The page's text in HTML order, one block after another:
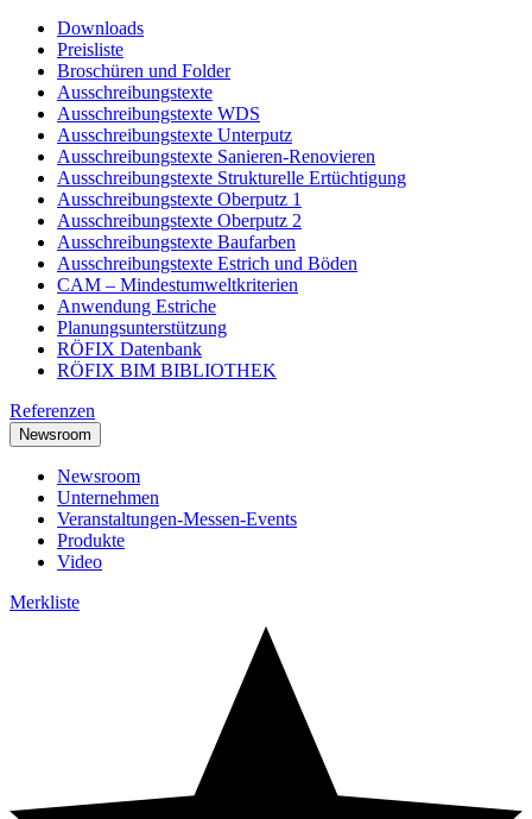
Downloads
Preisliste
Broschüren und Folder
Ausschreibungstexte
Ausschreibungstexte WDS
Ausschreibungstexte Unterputz
Ausschreibungstexte Sanieren-Renovieren
Ausschreibungstexte Strukturelle Ertüchtigung
Ausschreibungstexte Oberputz 1
Ausschreibungstexte Oberputz 2
Ausschreibungstexte Baufarben
Ausschreibungstexte Estrich und Böden
CAM – Mindestumweltkriterien
Anwendung Estriche
Planungsunterstützung
RÖFIX Datenbank
RÖFIX BIM BIBLIOTHEK
Referenzen
Newsroom
Newsroom
Unternehmen
Veranstaltungen-Messen-Events
Produkte
Video
Merkliste